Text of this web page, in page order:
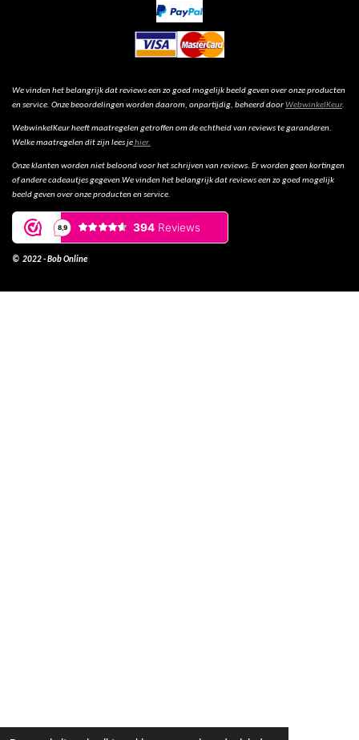
We vinden het belangrijk dat reviews een zo goed mogelijk beeld geven over onze producten
en service. Onze beoordelingen worden daarom, onpartijdig, beheerd doorWebwinkelKeur.
WebwinkelKeur heeft maatregelen getroffen om de echtheid van reviews te garanderen.
Welke maatregelen dit zijn lees jehier.
Onze klanten worden niet beloond voor het schrijven van reviews. Er worden geen kortingen
of andere cadeautjes gegeven.We vinden het belangrijk dat reviews een zo goed mogelijk
beeld geven over onze producten en service.
© 2022 - Bob Online